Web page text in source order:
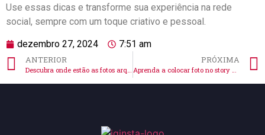
Use essas ⁢dicas e transforme sua experiência na rede
social,⁣ sempre com ⁢um toque⁢ criativo ‍e pessoal.
dezembro 27, 2024 7:51 am
ANTERIOR
Descubra onde estão as fotos arquivadas no Instagram!
PRÓXIMA
Aprenda a colocar foto no story do Instagram no iPhone agora!